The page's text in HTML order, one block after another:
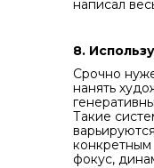
написал
8.
Срочно
нанять
Такие
конкретным
фокус,